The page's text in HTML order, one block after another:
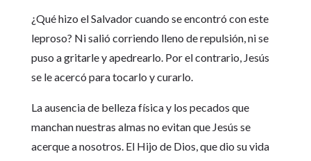
¿Qué hizo el Salvador cuando se encontró con este
leproso? Ni salió corriendo lleno de repulsión, ni se
puso a gritarle y apedrearlo. Por el contrario, Jesús
se le acercó para tocarlo y curarlo.
La ausencia de belleza física y los pecados que
manchan nuestras almas no evitan que Jesús se
acerque a nosotros. El Hijo de Dios, que dio su vida